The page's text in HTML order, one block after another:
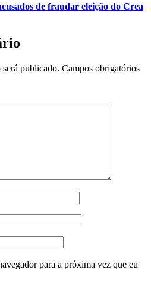
de fraudar eleição do Crea
será publicado. Campos obrigatórios
para a próxima vez que eu